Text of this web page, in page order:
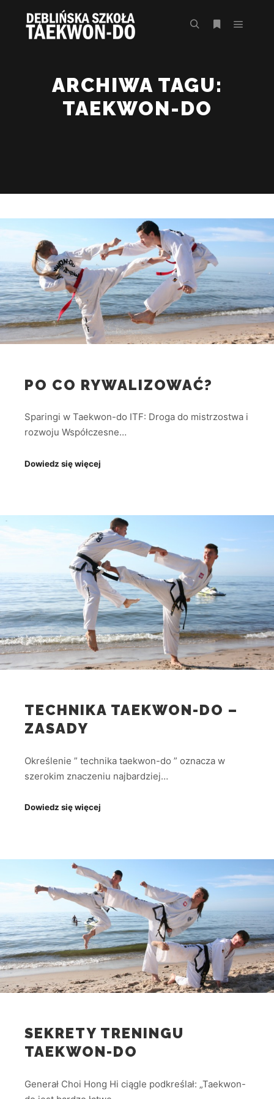
ARCHIWA TAGU:
TAEKWON-DO
PO CO RYWALIZOWAĆ?
Sparingi w Taekwon-do ITF: Droga do mistrzostwa i
rozwoju Współczesne…
Dowiedz się więcej
TECHNIKA TAEKWON-DO –
ZASADY
Określenie ” technika taekwon-do ” oznacza w
szerokim znaczeniu najbardziej…
Dowiedz się więcej
SEKRETY TRENINGU
TAEKWON-DO
Generał Choi Hong Hi ciągle podkreślał: „Taekwon-